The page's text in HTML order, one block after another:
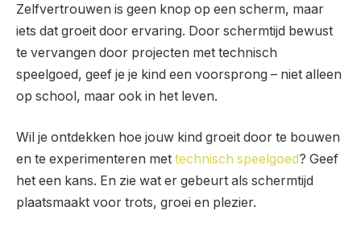
Zelfvertrouwen is geen knop op een scherm, maar
iets dat groeit door ervaring. Door schermtijd bewust
te vervangen door projecten met technisch
speelgoed, geef je je kind een voorsprong – niet alleen
op school, maar ook in het leven.
Wil je ontdekken hoe jouw kind groeit door te bouwen
en te experimenteren met technisch speelgoed? Geef
het een kans. En zie wat er gebeurt als schermtijd
plaatsmaakt voor trots, groei en plezier.